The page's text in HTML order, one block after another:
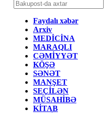
Faydalı xəbər
Arxiv
MEDİCİNA
MARAQLI
CƏMİYYƏT
KÖŞƏ
SƏNƏT
MANŞET
SEÇİLƏN
MÜSAHİBƏ
KİTAB